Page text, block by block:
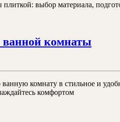
выбор материала,
комнаты
комнату в стильное и
комфортом